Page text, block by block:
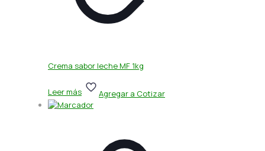
Crema sabor leche MF 1kg
Leer más Agregar a Cotizar